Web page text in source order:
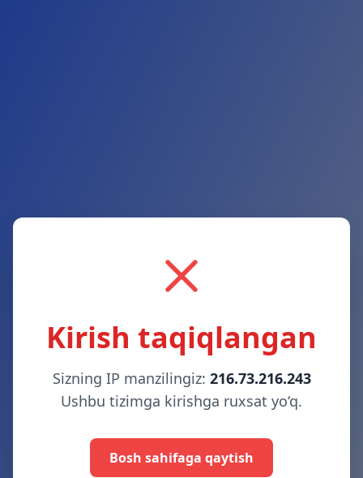
Kirish taqiqlangan
Sizning IP manzilingiz: 216.73.216.243
Ushbu tizimga kirishga ruxsat yo‘q.
Bosh sahifaga qaytish